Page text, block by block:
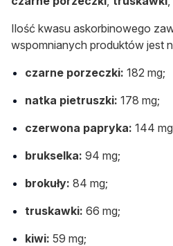
Ilość kwasu askorbinowego
wspomnianych produktów jest
czarne porzeczki: 182 mg;
natka pietruszki: 178 mg;
czerwona papryka: 144
brukselka: 94 mg;
brokuły: 84 mg;
truskawki: 66 mg;
kiwi: 59 mg;